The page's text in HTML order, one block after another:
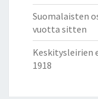
Suomalaisten
vuotta sitten
Keskitysleirien
1918